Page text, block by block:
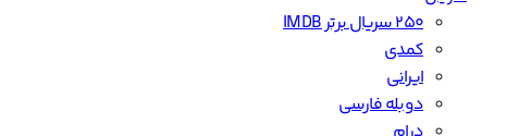
۲۵۰ سریال برتر IMDB
کمدی
ایرانی
دوبله فارسی